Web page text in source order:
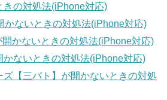
きの対処法(iPhone対応)
かないときの対処法(iPhone対応)
かないときの対処法(iPhone対応)
かないときの対処法(iPhone対応)
ズ【三バト】が開かないときの対処